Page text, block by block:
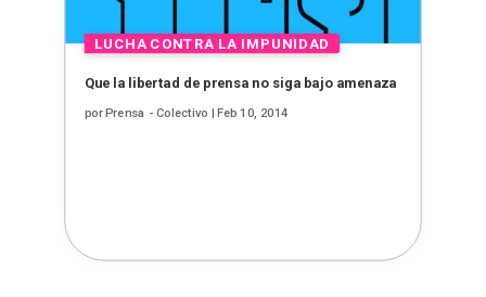
Que la libertad de prensa no siga bajo amenaza
porPrensa - Colectivo | Feb 10, 2014